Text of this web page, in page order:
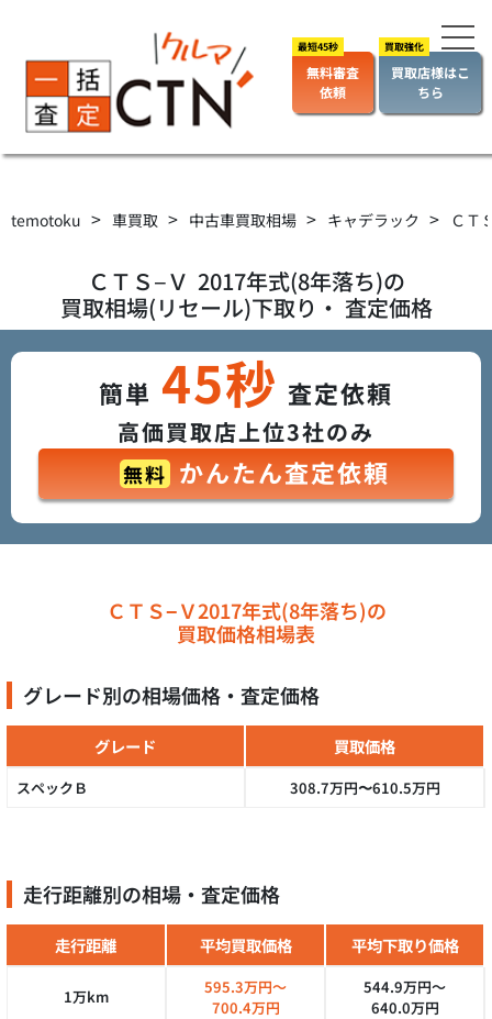
無料審査
依頼
買取店様はこ
ちら
temotoku > 車買取 > 中古車買取相場 > キャデラック > ＣＴ
ＣＴＳ−Ｖ 2017年式(8年落ち)の
買取相場(リセール)下取り・ 査定価格
簡単 45秒 査定依頼
高価買取店上位3社のみ
無料 かんたん査定依頼
ＣＴＳ−Ｖ2017年式(8年落ち)の
買取価格相場表
グレード別の相場価格・査定価格
グレード 買取価格
スペックＢ 308.7万円〜610.5万円
走行距離別の相場・査定価格
走行距離 平均買取価格 平均下取り価格
1万km
595.3万円～
700.4万円
544.9万円～
640.0万円